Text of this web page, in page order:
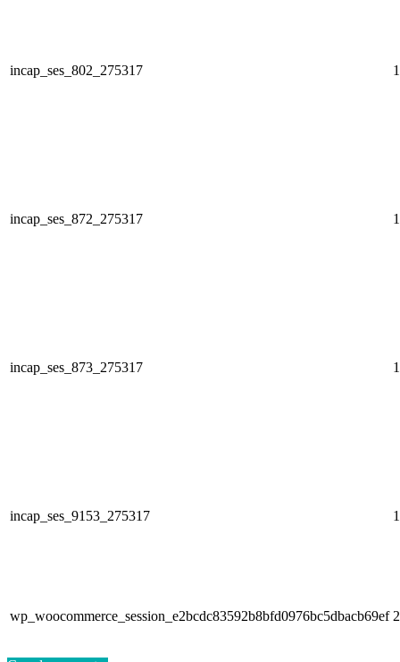
incap_ses_802_275317
incap_ses_872_275317
incap_ses_873_275317
incap_ses_9153_275317
wp_woocommerce_session_e2bcdc83592b8bfd0976bc5dbacb69ef